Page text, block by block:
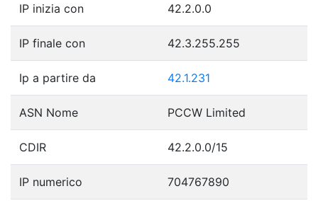
IP inizia con 42.2.0.0
IP finale con 42.3.255.255
Ip a partire da 42.1.231
ASN Nome PCCW Limited
CDIR 42.2.0.0/15
IP numerico 704767890